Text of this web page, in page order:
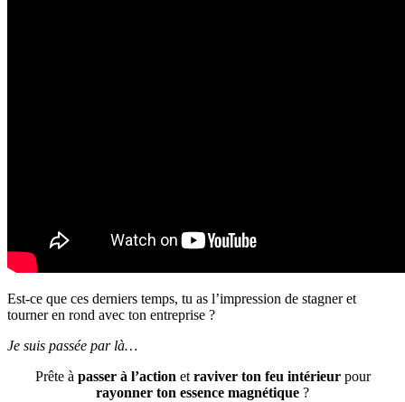
Est-ce que ces derniers temps, tu as l’impression de stagner et
tourner en rond avec ton entreprise ?
Je suis passée par là…
Prête à passer à l’action et raviver ton feu intérieurpour
rayonner ton essence magnétique ?